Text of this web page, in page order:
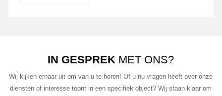
IN GESPREK MET ONS?
Wij kijken ernaar uit om van u te horen! Of u nu vragen heeft over onze
diensten of interesse toont in een specifiek object? Wij staan klaar om